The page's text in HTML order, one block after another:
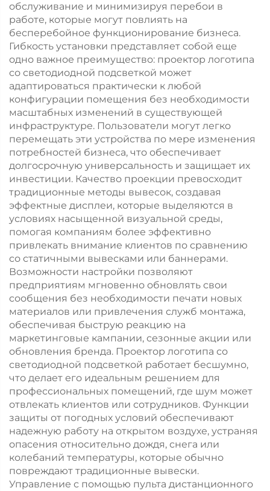
обслуживание и минимизируя перебои в
работе, которые могут повлиять на
бесперебойное функционирование бизнеса.
Гибкость установки представляет собой еще
одно важное преимущество: проектор логотипа
со светодиодной подсветкой может
адаптироваться практически к любой
конфигурации помещения без необходимости
масштабных изменений в существующей
инфраструктуре. Пользователи могут легко
перемещать эти устройства по мере изменения
потребностей бизнеса, что обеспечивает
долгосрочную универсальность и защищает их
инвестиции. Качество проекции превосходит
традиционные методы вывесок, создавая
эффектные дисплеи, которые выделяются в
условиях насыщенной визуальной среды,
помогая компаниям более эффективно
привлекать внимание клиентов по сравнению
со статичными вывесками или баннерами.
Возможности настройки позволяют
предприятиям мгновенно обновлять свои
сообщения без необходимости печати новых
материалов или привлечения служб монтажа,
обеспечивая быструю реакцию на
маркетинговые кампании, сезонные акции или
обновления бренда. Проектор логотипа со
светодиодной подсветкой работает бесшумно,
что делает его идеальным решением для
профессиональных помещений, где шум может
отвлекать клиентов или сотрудников. Функции
защиты от погодных условий обеспечивают
надежную работу на открытом воздухе, устраняя
опасения относительно дождя, снега или
колебаний температуры, которые обычно
повреждают традиционные вывески.
Управление с помощью пульта дистанционного